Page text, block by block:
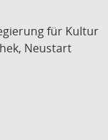
für Kultur
Neustart